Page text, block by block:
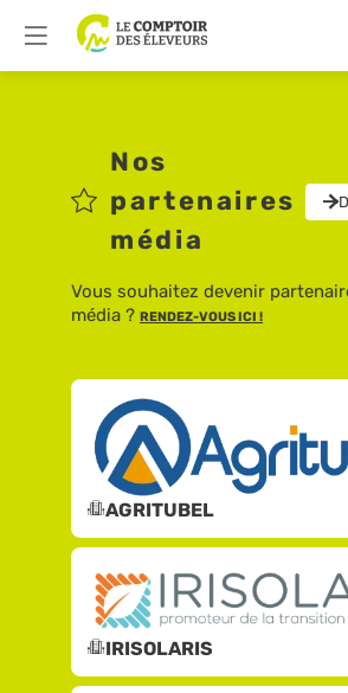
Nos
partenaires
média
Vous souhaitez devenir
média ? RENDEZ-VOUS ICI !
AGRITUBEL
IRISOLARIS